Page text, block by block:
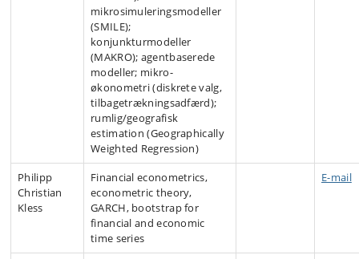
mikrosimuleringsmodeller
(SMILE);
konjunkturmodeller
(MAKRO); agentbaserede
modeller; mikro-
økonometri (diskrete valg,
tilbagetrækningsadfærd);
rumlig/geografisk
estimation (Geographically
Weighted Regression)
Philipp
Christian
Kless
Financial econometrics,
econometric theory,
GARCH, bootstrap for
financial and economic
time series
E-mail